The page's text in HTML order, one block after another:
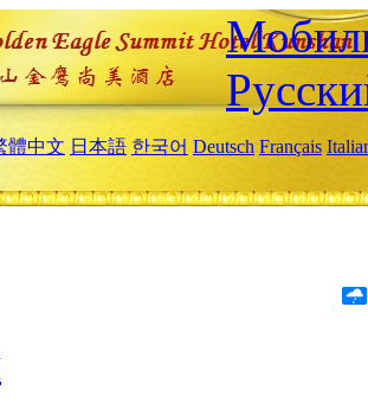
體中文 日本語 한국어 Deutsch Français